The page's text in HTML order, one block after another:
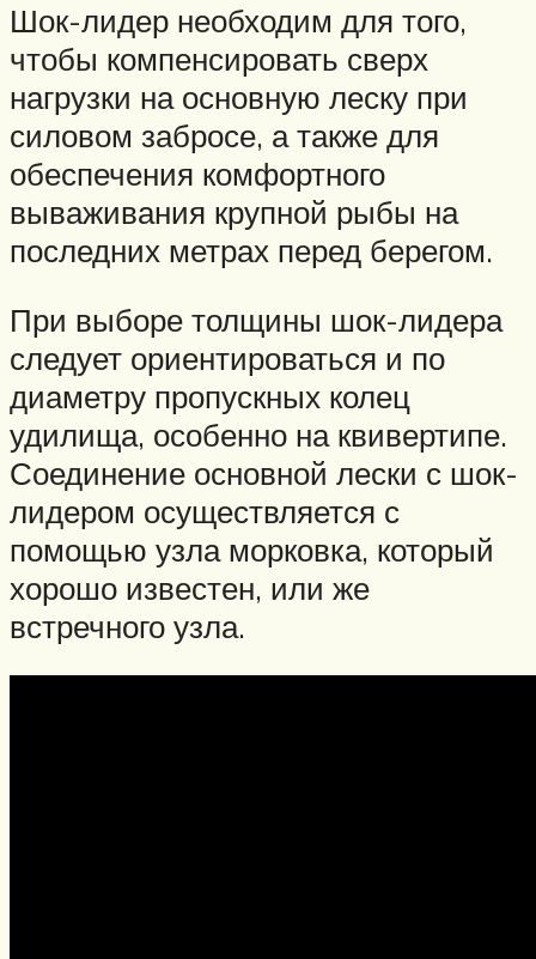
Шок-лидер необходим для того,
чтобы компенсировать сверх
нагрузки на основную леску при
силовом забросе, а также для
обеспечения комфортного
вываживания крупной рыбы на
последних метрах перед берегом.
При выборе толщины шок-лидера
следует ориентироваться и по
диаметру пропускных колец
удилища, особенно на квивертипе.
Соединение основной лески с шок-
лидером осуществляется с
помощью узла морковка, который
хорошо известен, или же
встречного узла.